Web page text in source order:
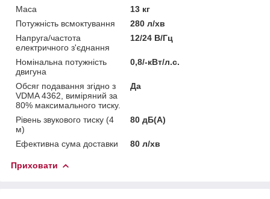
Маса
13 кг
Потужність всмоктування
280 л/хв
Напруга/частота
електричного з'єднання
12/24 В/Гц
Номінальна потужність
двигуна
0,8/-кВт/л.с.
Обсяг подавання згідно з
VDMA 4362, виміряний за
80% максимального тиску.
Да
Рівень звукового тиску (4
м)
80 дБ(А)
Ефективна сума доставки 80 л/хв
Приховати